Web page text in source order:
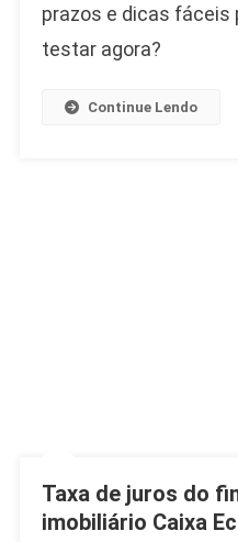
Casa
Própria
prazos e dicas fáceis
testar agora?
Continue Lendo
Taxa de juros do
imobiliário Caixa